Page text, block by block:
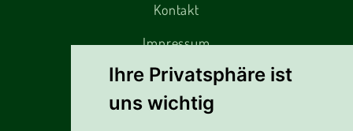
Ihre Privatsphäre ist
uns wichtig
Kontakt
Impressum
Alles rund um den Einkauf